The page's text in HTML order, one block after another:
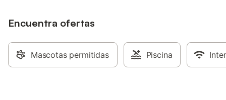
barbacoa y ducha exterior. Hay
permiten mascotas. No está permitido
fumar ni celebrar eventos de ningún tipo.
Por favor, evite cualquier ruido
Encuentra ofertas
Mascotas permitidas Piscina